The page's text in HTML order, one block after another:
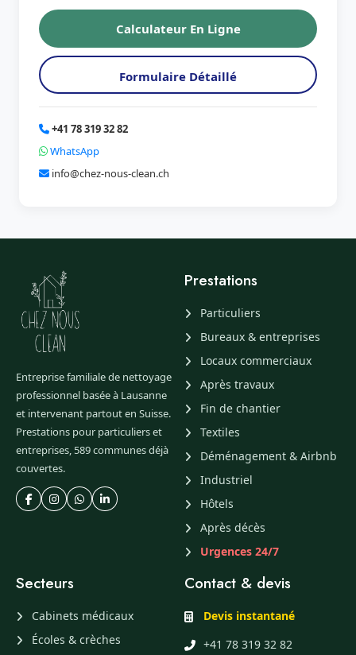
Calculateur En Ligne
Formulaire Détaillé
+41 78 319 32 82
WhatsApp
info@chez-nous-clean.ch
Entreprise familiale de nettoyage
professionnel basée à Lausanne
et intervenant partout en Suisse.
Prestations pour particuliers et
entreprises, 589 communes déjà
couvertes.
Prestations
Particuliers
Bureaux & entreprises
Locaux commerciaux
Après travaux
Fin de chantier
Textiles
Déménagement & Airbnb
Industriel
Hôtels
Après décès
Urgences 24/7
Secteurs
Cabinets médicaux
Écoles & crèches
Contact & devis
Devis instantané
+41 78 319 32 82